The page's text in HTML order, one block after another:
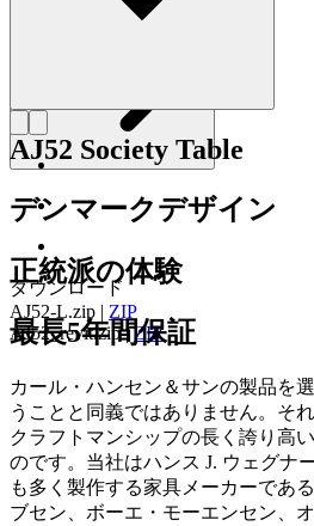
ダウンロード
AJ52-L.zip | ZIP
AJ52_revit.zip|ZIP
AJ52 Society Table
デンマークデザイン
正統派の体験
最長5年間保証
カール・ハンセン＆サンの製品を
うことと同義ではありません。そ
クラフトマンシップの長く誇り高
のです。当社はハンス J. ウェグナ
も多く製作する家具メーカーであ
ブセン、ボーエ・モーエンセン、